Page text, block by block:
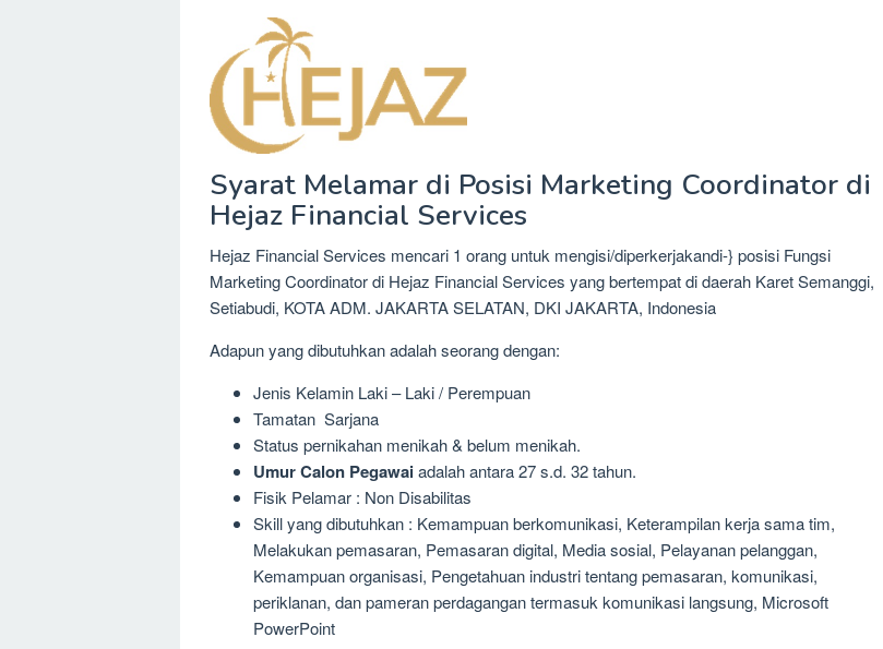
Syarat Melamar di Posisi Marketing Coordinator di
Hejaz Financial Services
Hejaz Financial Services mencari 1 orang untuk mengisi/diperkerjakandi-} posisi Fungsi
Marketing Coordinator di Hejaz Financial Services yang bertempat di daerah Karet Semanggi,
Setiabudi, KOTA ADM. JAKARTA SELATAN, DKI JAKARTA, Indonesia
Adapun yang dibutuhkan adalah seorang dengan:
Jenis Kelamin Laki – Laki / Perempuan
Tamatan Sarjana
Status pernikahan menikah & belum menikah.
Umur Calon Pegawaiadalah antara 27 s.d. 32 tahun.
Fisik Pelamar : Non Disabilitas
Skill yang dibutuhkan : Kemampuan berkomunikasi, Keterampilan kerja sama tim,
Melakukan pemasaran, Pemasaran digital, Media sosial, Pelayanan pelanggan,
Kemampuan organisasi, Pengetahuan industri tentang pemasaran, komunikasi,
periklanan, dan pameran perdagangan termasuk komunikasi langsung, Microsoft
PowerPoint